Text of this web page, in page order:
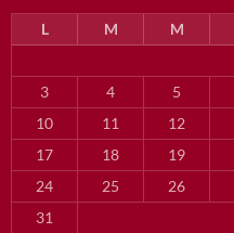
L M M
3
4 5
10
11 12
17
18 19
24
25 26
31